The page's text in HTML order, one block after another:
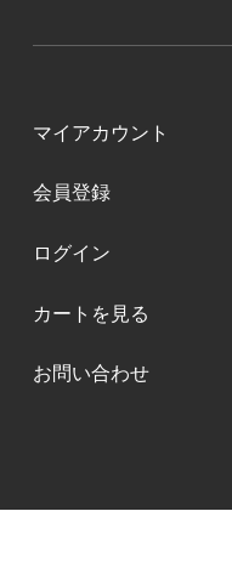
マイアカウント
会員登録
ログイン
カートを見る
お問い合わせ